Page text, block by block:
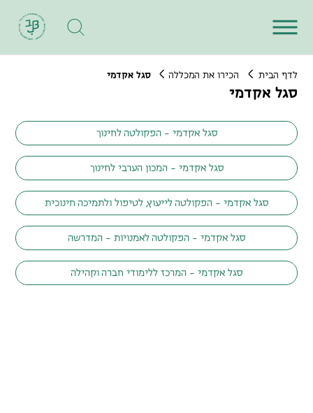
לדף הבית הכירו את המכללה סגל אקדמי
סגל אקדמי
סגל אקדמי - הפקולטה לחינוך
סגל אקדמי - המכון הערבי לחינוך
סגל אקדמי - הפקולטה לייעוץ, לטיפול ולתמיכה חינוכית
סגל אקדמי - הפקולטה לאמנויות - המדרשה
סגל אקדמי - המרכז ללימודי חברה וקהילה